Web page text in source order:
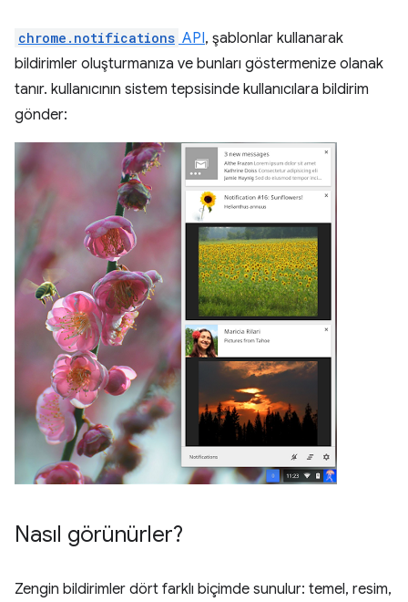
chrome.notifications API, şablonlar kullanarak
bildirimler oluşturmanıza ve bunları göstermenize olanak
tanır. kullanıcının sistem tepsisinde kullanıcılara bildirim
gönder:
Nasıl görünürler?
Zengin bildirimler dört farklı biçimde sunulur: temel, resim,